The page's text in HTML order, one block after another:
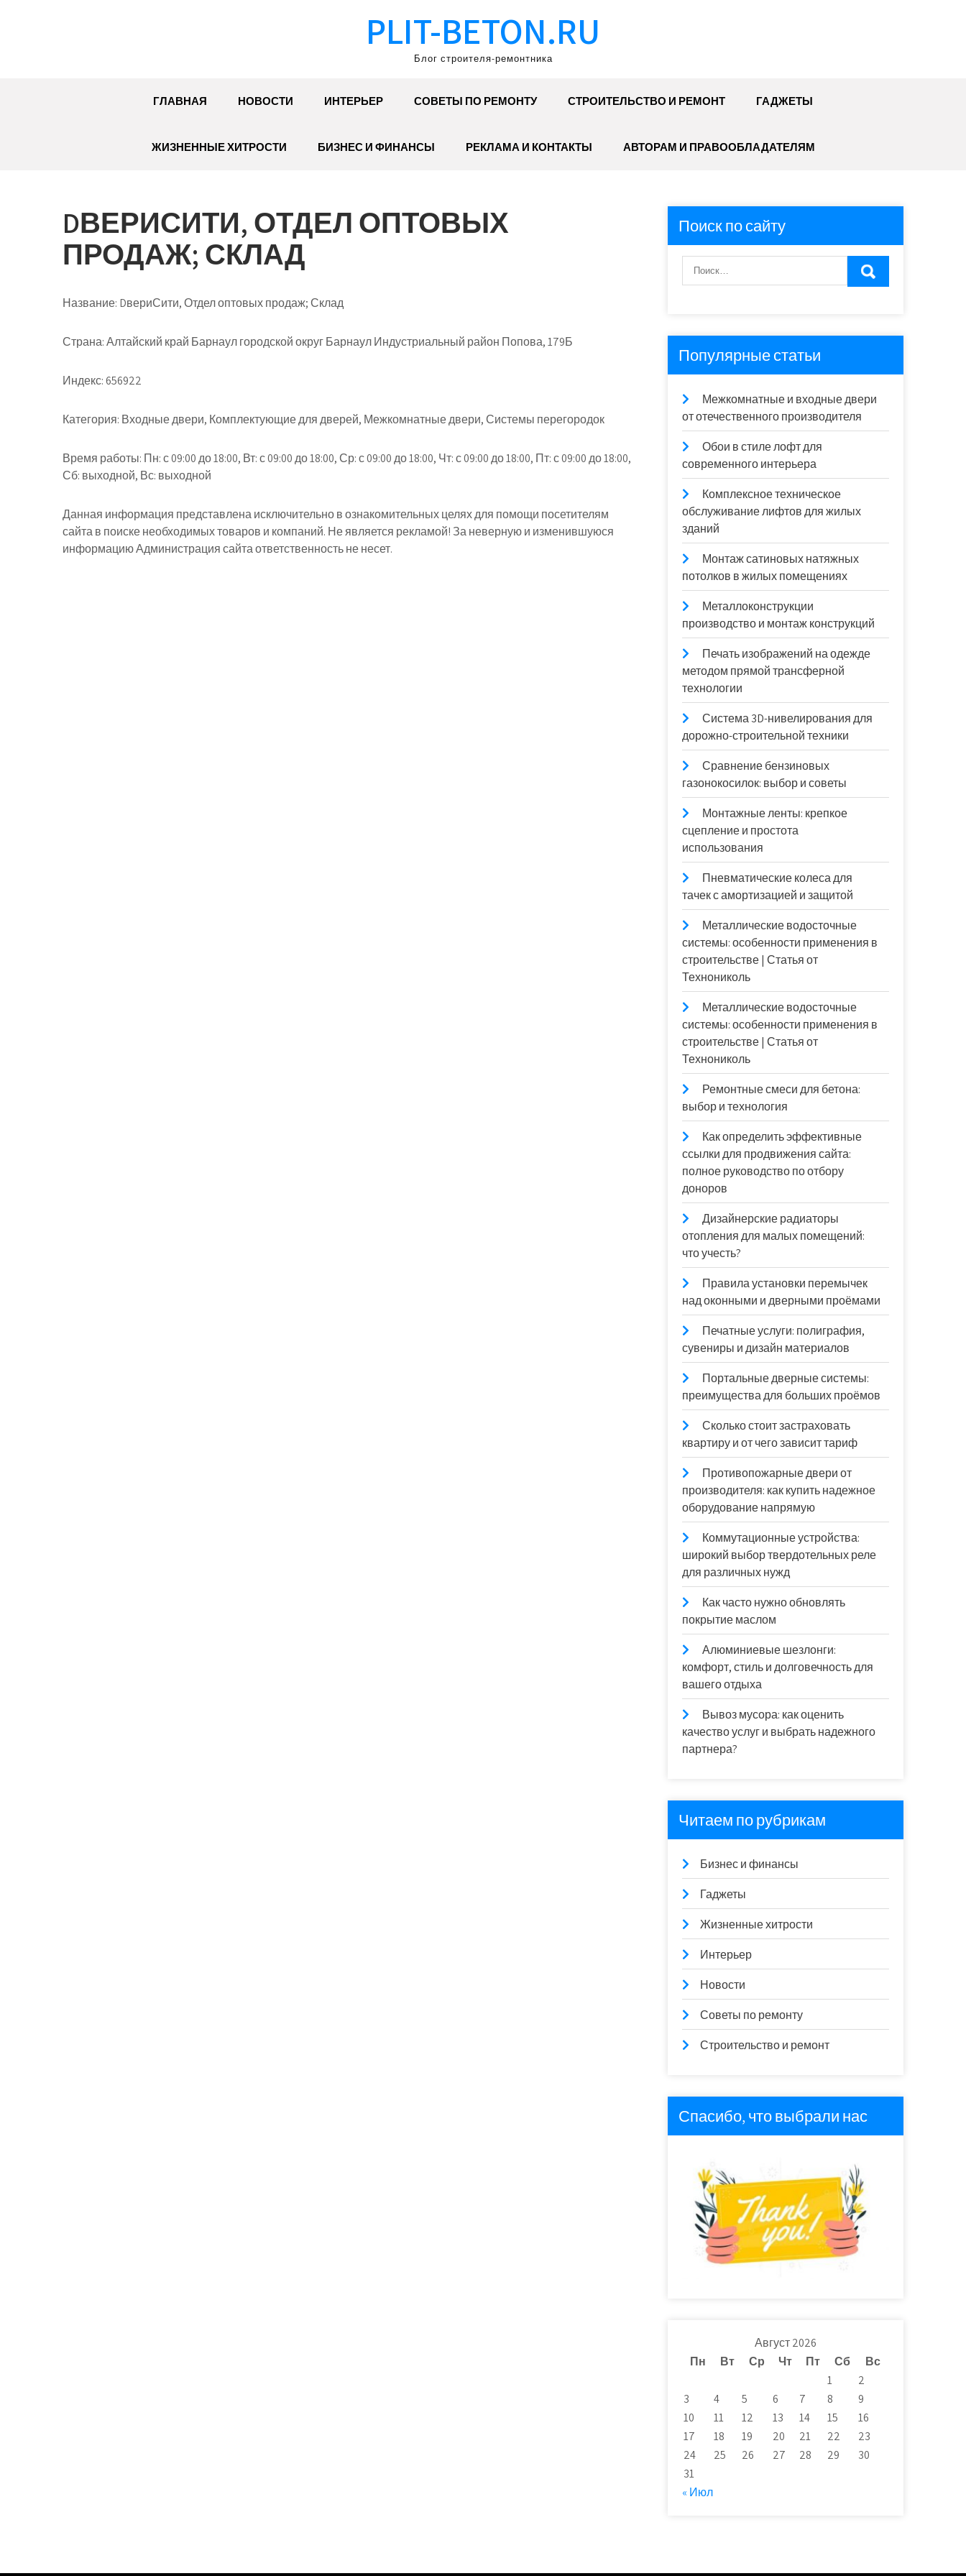
PLIT-BETON.RU
Блог строителя-ремонтника
ГЛАВНАЯ НОВОСТИ ИНТЕРЬЕР СОВЕТЫ ПО РЕМОНТУ СТРОИТЕЛЬСТВО И РЕМОНТ ГАДЖЕТЫ
ЖИЗНЕННЫЕ ХИТРОСТИ БИЗНЕС И ФИНАНСЫ РЕКЛАМА И КОНТАКТЫ АВТОРАМ И ПРАВООБЛАДАТЕЛЯМ
DВЕРИСИТИ, ОТДЕЛ ОПТОВЫХ
ПРОДАЖ; СКЛАД
Название: DвериСити, Отдел оптовых продаж; Склад
Страна:Алтайский край Барнаул городской округ Барнаул Индустриальный район Попова, 179Б
Индекс:656922
Категория: Входные двери, Комплектующие для дверей, Межкомнатные двери, Системы перегородок
Время работы: Пн: с 09:00 до 18:00, Вт: с 09:00 до 18:00, Ср: с 09:00 до 18:00, Чт: с 09:00 до 18:00, Пт: с 09:00 до 18:00,
Сб: выходной, Вс: выходной
Данная информация представлена исключительно в ознакомительных целях для помощи посетителям
сайта в поиске необходимых товаров и компаний. Не является рекламой! За неверную и изменившуюся
информацию Администрация сайта ответственность не несет.
Поиск по сайту
Популярные статьи
Межкомнатные и входные двери
от отечественного производителя
Обои в стиле лофт для
современного интерьера
Комплексное техническое
обслуживание лифтов для жилых
зданий
Монтаж сатиновых натяжных
потолков в жилых помещениях
Металлоконструкции
производство и монтаж конструкций
Печать изображений на одежде
методом прямой трансферной
технологии
Система 3D-нивелирования для
дорожно-строительной техники
Сравнение бензиновых
газонокосилок: выбор и советы
Монтажные ленты: крепкое
сцепление и простота
использования
Пневматические колеса для
тачек с амортизацией и защитой
Металлические водосточные
системы: особенности применения в
строительстве | Статья от
Технониколь
Металлические водосточные
системы: особенности применения в
строительстве | Статья от
Технониколь
Ремонтные смеси для бетона:
выбор и технология
Как определить эффективные
ссылки для продвижения сайта:
полное руководство по отбору
доноров
Дизайнерские радиаторы
отопления для малых помещений:
что учесть?
Правила установки перемычек
над оконными и дверными проёмами
Печатные услуги: полиграфия,
сувениры и дизайн материалов
Портальные дверные системы:
преимущества для больших проёмов
Сколько стоит застраховать
квартиру и от чего зависит тариф
Противопожарные двери от
производителя: как купить надежное
оборудование напрямую
Коммутационные устройства:
широкий выбор твердотельных реле
для различных нужд
Как часто нужно обновлять
покрытие маслом
Алюминиевые шезлонги:
комфорт, стиль и долговечность для
вашего отдыха
Вывоз мусора: как оценить
качество услуг и выбрать надежного
партнера?
Читаем по рубрикам
Бизнес и финансы
Гаджеты
Жизненные хитрости
Интерьер
Новости
Советы по ремонту
Строительство и ремонт
Спасибо, что выбрали нас
Август 2026
Пн
Вт Ср Чт Пт Сб
Вс
1
2
3
4 5 6 7 8
9
10
11 12 13 14 15
16
17
18 19 20 21 22
23
24
25 26 27 28 29
30
31
« Июл